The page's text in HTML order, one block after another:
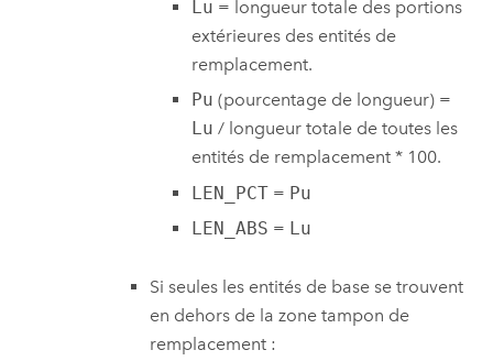
Lu = longueur totale des portions
extérieures des entités de
remplacement.
Pu (pourcentage de longueur) =
Lu / longueur totale de toutes les
entités de remplacement * 100.
LEN_PCT = Pu
LEN_ABS = Lu
Si seules les entités de base se trouvent
en dehors de la zone tampon de
remplacement :